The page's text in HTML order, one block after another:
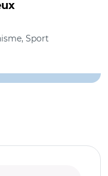
Sport